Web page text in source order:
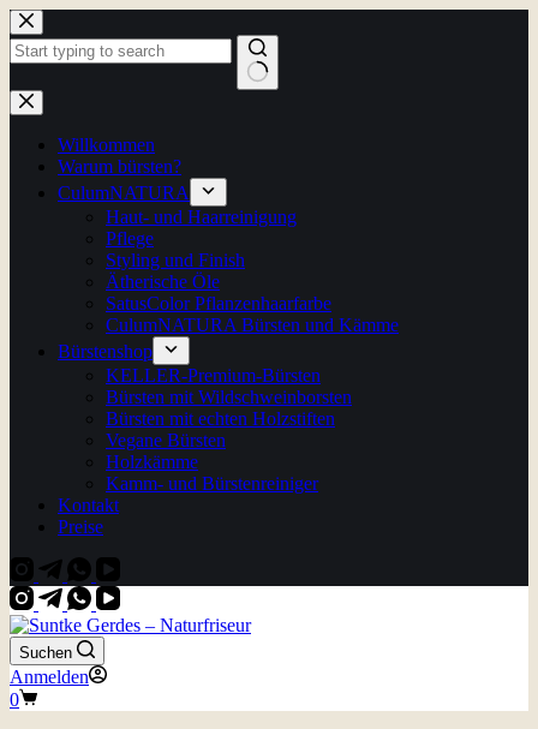
Zum
Inhalt
springen
Keine
Ergebnisse
Willkommen
Warum bürsten?
CulumNATURA
Haut- und Haarreinigung
Pflege
Styling und Finish
Ätherische Öle
SatusColor Pflanzenhaarfarbe
CulumNATURA Bürsten und Kämme
Bürstenshop
KELLER-Premium-Bürsten
Bürsten mit Wildschweinborsten
Bürsten mit echten Holzstiften
Vegane Bürsten
Holzkämme
Kamm- und Bürstenreiniger
Kontakt
Preise
Suchen
Anmelden
Warenkorb
0